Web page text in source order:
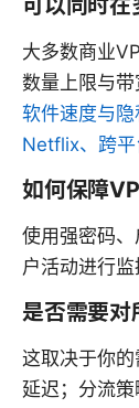
可以同时在
大多数商业
数量上限与带
软件速度与
Netflix、跨
如何保障
使用强密码
户活动进行监
是否需要对
这取决于你
延迟；分流